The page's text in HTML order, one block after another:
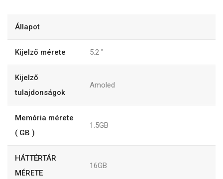
Állapot
Kijelző mérete 5.2 "
Kijelző
tulajdonságok
Amoled
Memória mérete
( GB )
1.5GB
HÁTTÉRTÁR
MÉRETE
16GB